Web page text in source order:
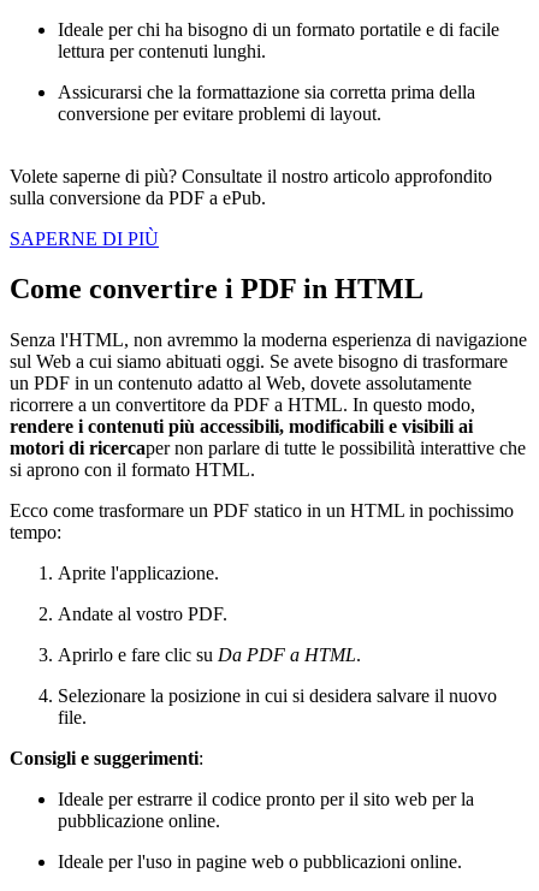
Ideale per chi ha bisogno di un formato portatile e di facile
lettura per contenuti lunghi.
Assicurarsi che la formattazione sia corretta prima della
conversione per evitare problemi di layout.
Volete saperne di più? Consultate il nostro articolo approfondito
sulla conversione da PDF a ePub.
SAPERNE DI PIÙ
Come convertire i PDF in HTML
Senza l'HTML, non avremmo la moderna esperienza di navigazione
sul Web a cui siamo abituati oggi. Se avete bisogno di trasformare
un PDF in un contenuto adatto al Web, dovete assolutamente
ricorrere a un convertitore da PDF a HTML. In questo modo,
rendere i contenuti più accessibili, modificabili e visibili ai
motori di ricercaper non parlare di tutte le possibilità interattive che
si aprono con il formato HTML.
Ecco come trasformare un PDF statico in un HTML in pochissimo
tempo:
Aprite l'applicazione.
Andate al vostro PDF.
Aprirlo e fare clic su Da PDF a HTML.
Selezionare la posizione in cui si desidera salvare il nuovo
file.
Consigli e suggerimenti:
Ideale per estrarre il codice pronto per il sito web per la
pubblicazione online.
Ideale per l'uso in pagine web o pubblicazioni online.